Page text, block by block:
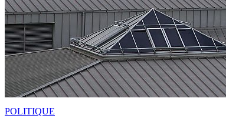
POLITIQUE